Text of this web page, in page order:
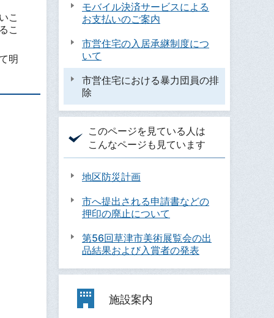
こ
こ
明
モバイル決済サービスによる
お支払いのご案内
市営住宅の入居承継制度につ
いて
市営住宅における暴力団員の排
除
このページを見ている人は
こんなページも見ています
地区防災計画
市へ提出される申請書などの
押印の廃止について
第56回草津市美術展覧会の出
品結果および入賞者の発表
施設案内